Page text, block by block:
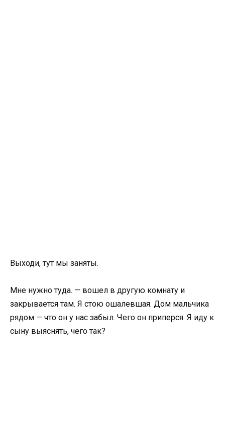
Выходи, тут мы заняты.
Мне нужно туда. — вошел в другую комнату и
закрывается там. Я стою ошалевшая. Дом мальчика
рядом — что он у нас забыл. Чего он приперся. Я иду к
сыну выяснять, чего так?